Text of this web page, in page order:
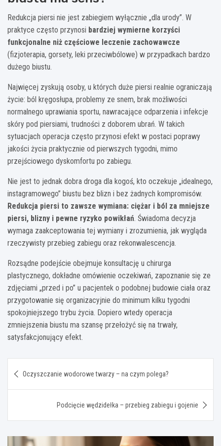
Redukcja piersi nie jest zabiegiem wyłącznie „dla urody”. W
praktyce często przynosi bardziej wymierne korzyści
funkcjonalne niż częściowe leczenie zachowawcze
(fizjoterapia, gorsety, leki przeciwbólowe) w przypadkach bardzo
dużego biustu.
Najwięcej zyskują osoby, u których duże piersi realnie ograniczają
życie: ból kręgosłupa, problemy ze snem, brak możliwości
normalnego uprawiania sportu, nawracające odparzenia i infekcje
skóry pod piersiami, trudności z doborem ubrań. W takich
sytuacjach operacja często przynosi efekt w postaci poprawy
jakości życia praktycznie od pierwszych tygodni, mimo
przejściowego dyskomfortu po zabiegu.
Nie jest to jednak dobra droga dla kogoś, kto oczekuje „idealnego,
instagramowego” biustu bez blizn i bez żadnych kompromisów.
Redukcja piersi to zawsze wymiana: ciężar i ból za mniejsze
piersi, blizny i pewne ryzyko powikłań. Świadoma decyzja
wymaga zaakceptowania tej wymiany i zrozumienia, jak wygląda
rzeczywisty przebieg zabiegu oraz rekonwalescencja.
Rozsądne podejście obejmuje konsultację u chirurga
plastycznego, dokładne omówienie oczekiwań, zapoznanie się ze
zdjęciami „przed i po” u pacjentek o podobnej budowie ciała oraz
przygotowanie się organizacyjnie do minimum kilku tygodni
spokojniejszego trybu życia. Dopiero wtedy operacja
zmniejszenia biustu ma szansę przełożyć się na trwały,
satysfakcjonujący efekt.
wpisu
Oczyszczanie wodorowe twarzy – na czym polega?
Podcięcie wędzidełka – przebieg zabiegu i gojenie